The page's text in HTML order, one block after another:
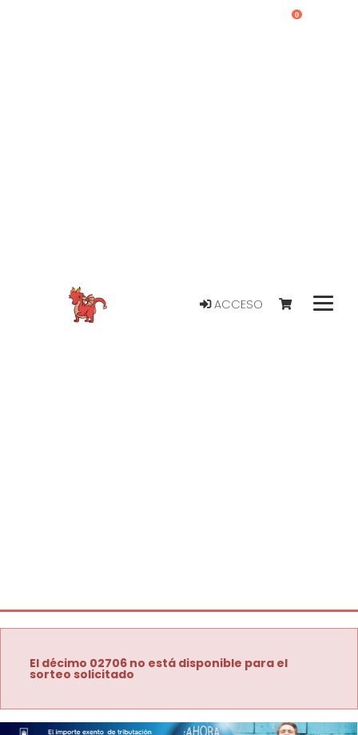
ACCESO
0
El décimo 02706 no está disponible para el
sorteo solicitado